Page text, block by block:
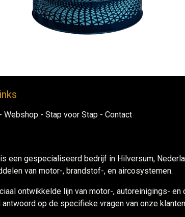
- Webshop​ - Stap voor ​Sta​​p​ - Contact
een gespecialiseerd bedrijf in Hilversum,
van motor-, brandstof-, en aircosystemen.
ontwikkelde lijn van motor-, autoreinigings-
op de specifieke vragen van onze